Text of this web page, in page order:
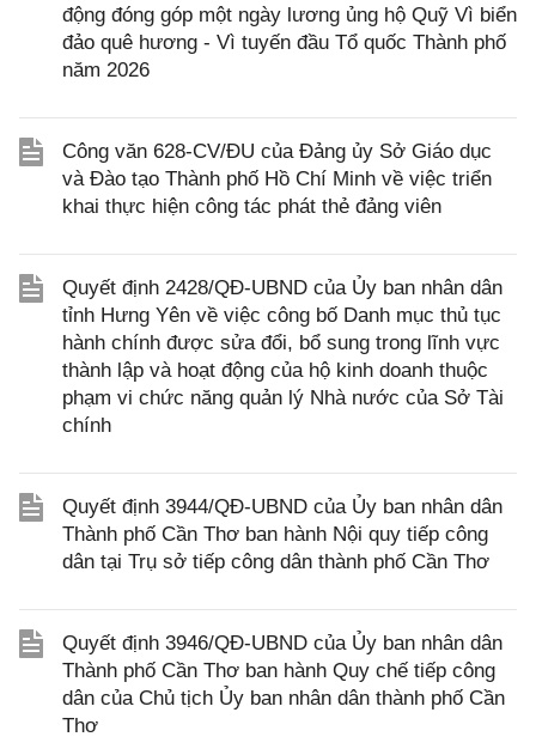
động đóng góp một ngày lương ủng hộ Quỹ Vì biển
đảo quê hương - Vì tuyến đầu Tổ quốc Thành phố
năm 2026
Công văn 628-CV/ĐU của Đảng ủy Sở Giáo dục
và Đào tạo Thành phố Hồ Chí Minh về việc triển
khai thực hiện công tác phát thẻ đảng viên
Quyết định 2428/QĐ-UBND của Ủy ban nhân dân
tỉnh Hưng Yên về việc công bố Danh mục thủ tục
hành chính được sửa đổi, bổ sung trong lĩnh vực
thành lập và hoạt động của hộ kinh doanh thuộc
phạm vi chức năng quản lý Nhà nước của Sở Tài
chính
Quyết định 3944/QĐ-UBND của Ủy ban nhân dân
Thành phố Cần Thơ ban hành Nội quy tiếp công
dân tại Trụ sở tiếp công dân thành phố Cần Thơ
Quyết định 3946/QĐ-UBND của Ủy ban nhân dân
Thành phố Cần Thơ ban hành Quy chế tiếp công
dân của Chủ tịch Ủy ban nhân dân thành phố Cần
Thơ